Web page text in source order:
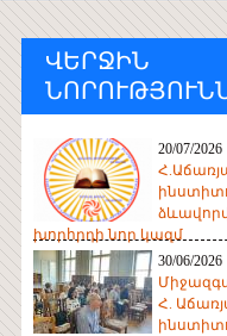
ՎԵՐՋԻՆ
20/07/2026
խորհրդի նոր կազմ
30/06/2026
Հ.